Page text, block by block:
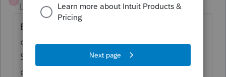
Level 3 Forum|Forum|6 years ago
En fait est-ce que je dois remplir un T2125
ou un T776?
Si la bâtisse appartient aux 2 conjoints mais
qu'ils ne sont pas enregistré ni incorporé